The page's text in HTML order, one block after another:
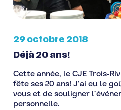
29 octobre 2018
Déjà 20 ans!
Cette année, le CJE Trois-
fête ses 20 ans! J’ai eu le
vous et de souligner
personnelle.